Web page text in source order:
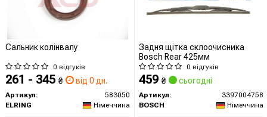
Сальник колінвалу
0 відгуків
261 - 345 ₴ від 0 дн.
Артикул:
583050
ELRING
Німеччина
Задня щітка склоочисника
Bosch Rear 425мм
0 відгуків
459 ₴ сьогодні
Артикул:
3397004758
BOSCH
Німеччина